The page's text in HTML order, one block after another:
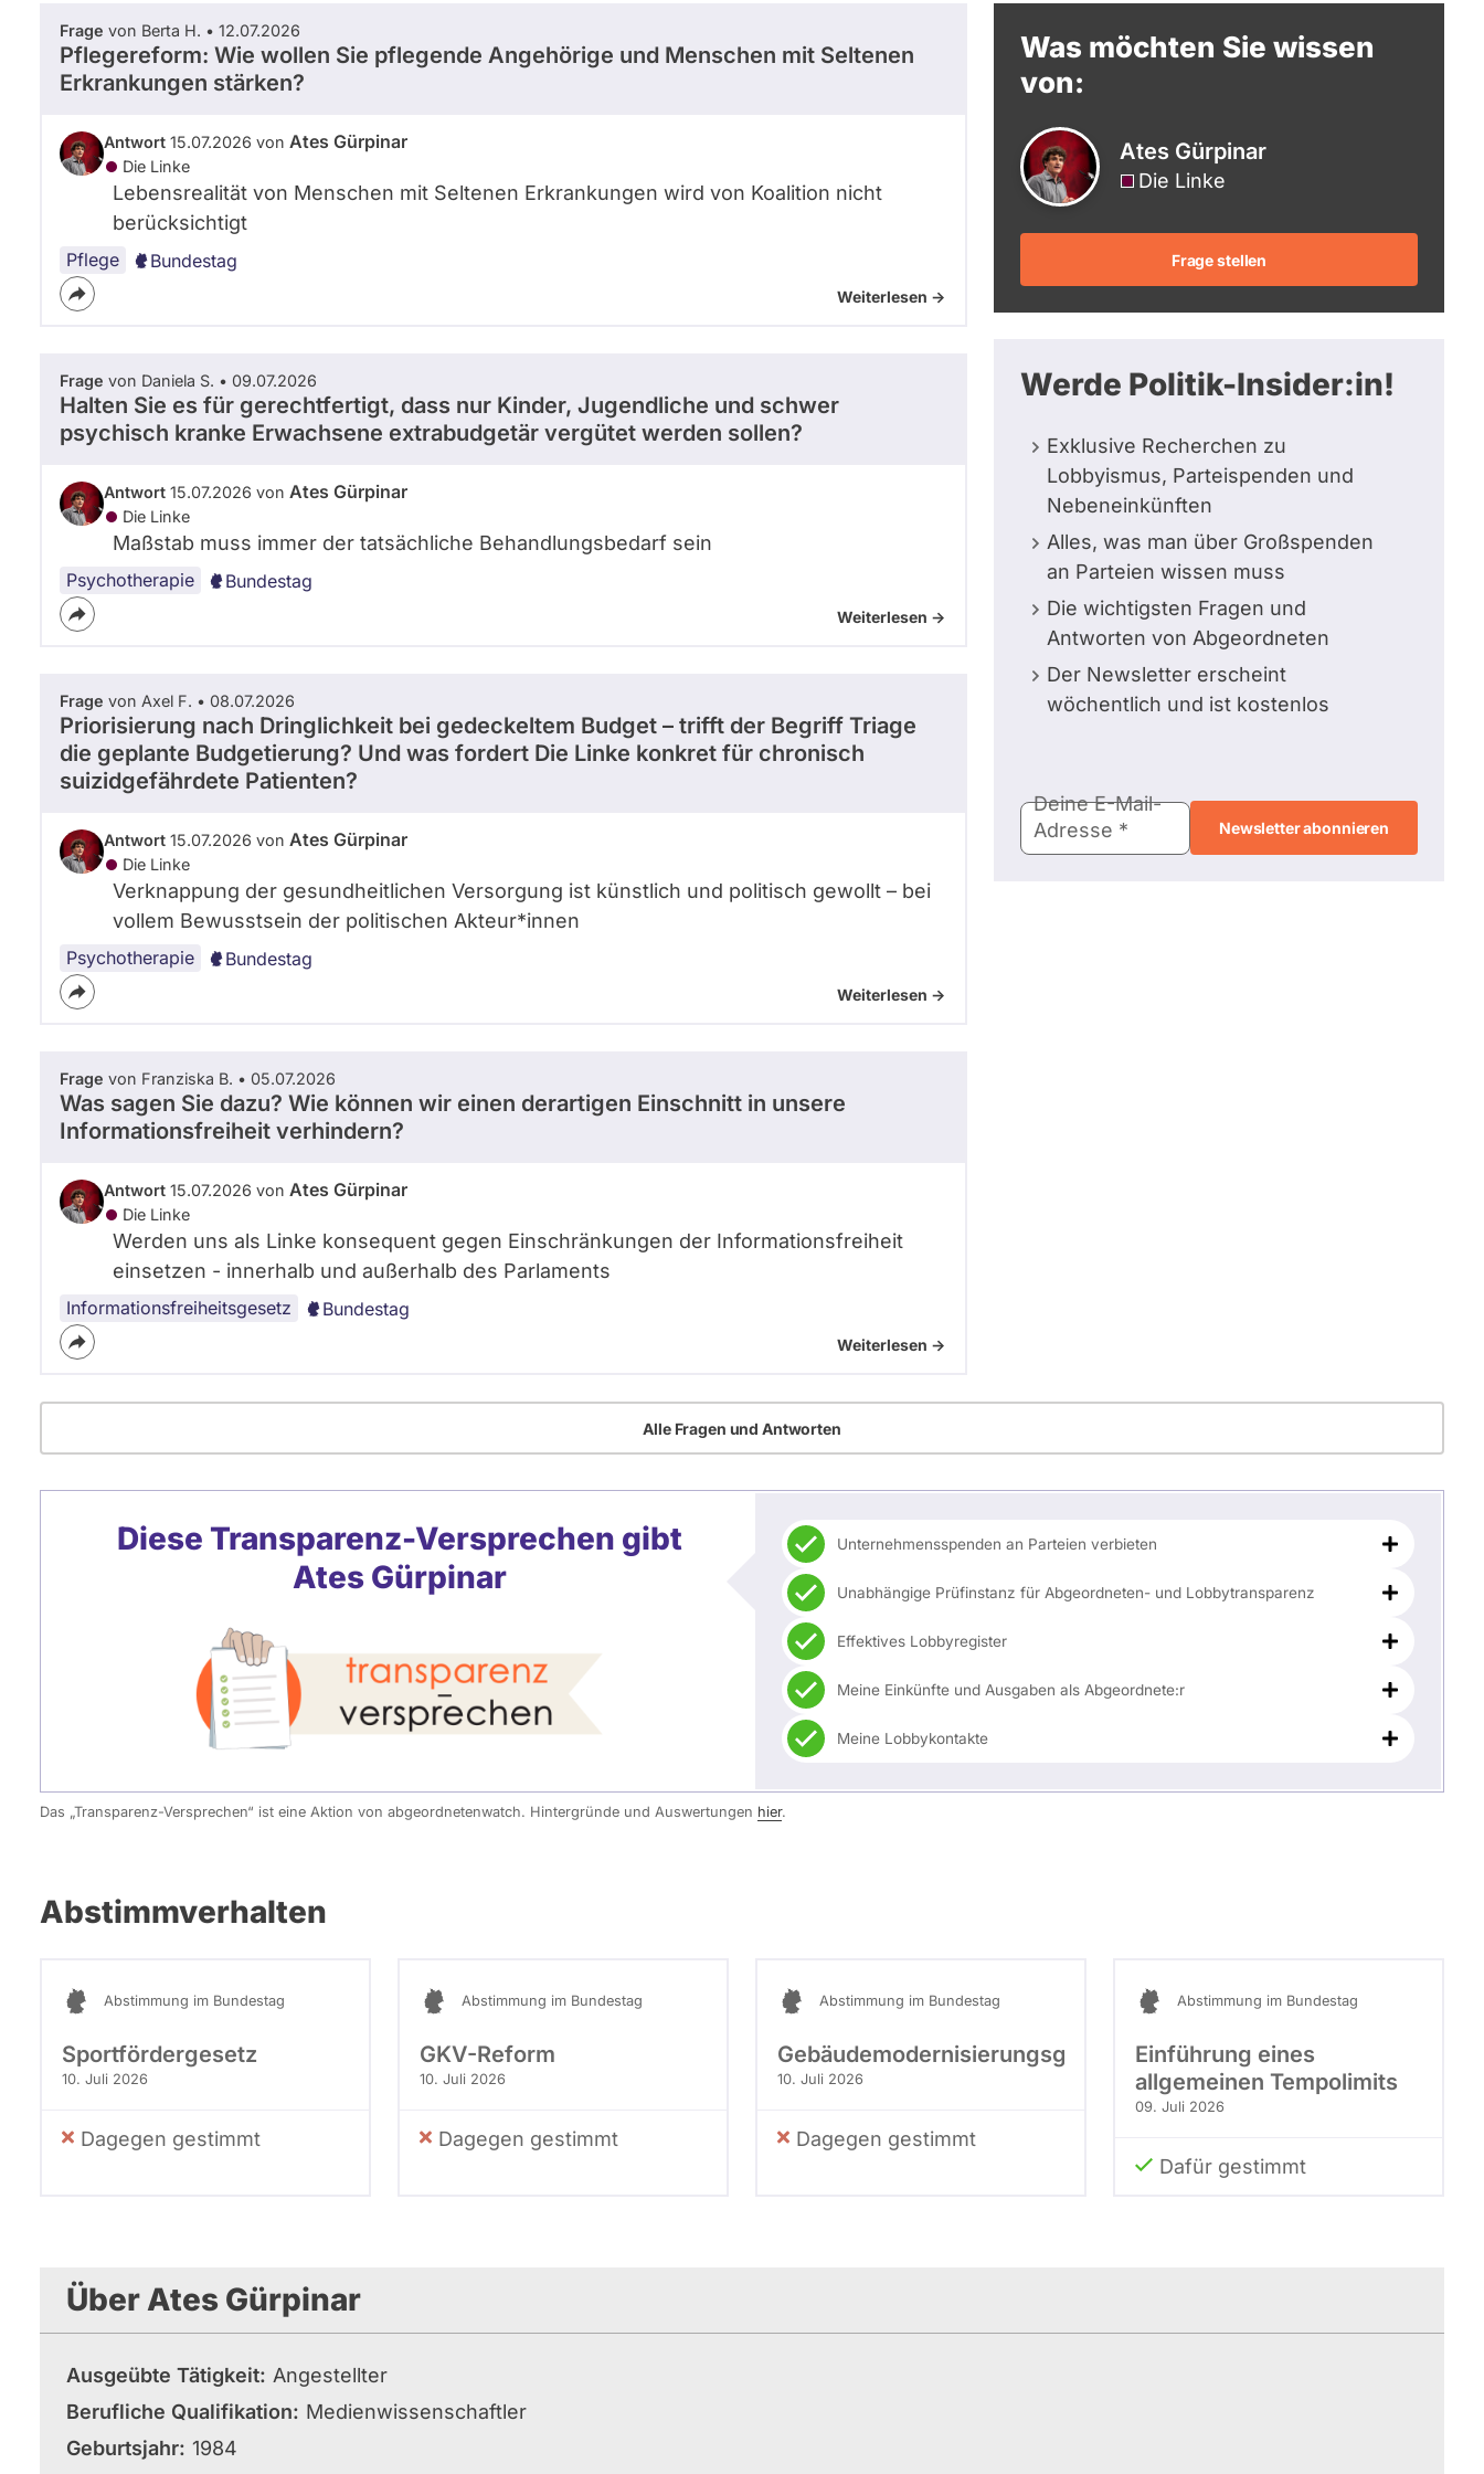
berücksichtigt.
Frage von Berta H. • 12.07.2026
Pflegereform: Wie wollen Sie pflegende Angehörige und Menschen mit Seltenen
Erkrankungen stärken?
Antwort 15.07.2026 von Ates Gürpinar
Die Linke
Lebensrealität von Menschen mit Seltenen Erkrankungen wird von Koalition nicht
berücksichtigt
Pflege Bundestag
Weiterlesen ->
Frage von Daniela S. • 09.07.2026
Halten Sie es für gerechtfertigt, dass nur Kinder, Jugendliche und schwer
psychisch kranke Erwachsene extrabudgetär vergütet werden sollen?
Antwort 15.07.2026 von Ates Gürpinar
Die Linke
Maßstab muss immer der tatsächliche Behandlungsbedarf sein
Psychotherapie Bundestag
Weiterlesen ->
Frage von Axel F. • 08.07.2026
Priorisierung nach Dringlichkeit bei gedeckeltem Budget – trifft der Begriff Triage
die geplante Budgetierung? Und was fordert Die Linke konkret für chronisch
suizidgefährdete Patienten?
Antwort 15.07.2026 von Ates Gürpinar
Die Linke
Verknappung der gesundheitlichen Versorgung ist künstlich und politisch gewollt – bei
vollem Bewusstsein der politischen Akteur*innen
Psychotherapie Bundestag
Weiterlesen ->
Frage von Franziska B. • 05.07.2026
Was sagen Sie dazu? Wie können wir einen derartigen Einschnitt in unsere
Informationsfreiheit verhindern?
Antwort 15.07.2026 von Ates Gürpinar
Die Linke
Werden uns als Linke konsequent gegen Einschränkungen der Informationsfreiheit
einsetzen - innerhalb und außerhalb des Parlaments
Informationsfreiheitsgesetz Bundestag
Weiterlesen ->
Was möchten Sie wissen
von:
Ates Gürpinar
Die Linke
Frage stellen
Werde Politik-Insider:in!
Exklusive Recherchen zu
Lobbyismus, Parteispenden und
Nebeneinkünften
Alles, was man über Großspenden
an Parteien wissen muss
Die wichtigsten Fragen und
Antworten von Abgeordneten
Der Newsletter erscheint
wöchentlich und ist kostenlos
Mail-
Adresse
Deine E-Mail-
Adresse
Alle Fragen und Antworten
Diese Transparenz-Versprechen gibt
Ates Gürpinar
Unternehmensspenden an Parteien verbieten
Unabhängige Prüfinstanz für Abgeordneten- und Lobbytransparenz
Effektives Lobbyregister
Meine Einkünfte und Ausgaben als Abgeordnete:r
Meine Lobbykontakte
Das „Transparenz-Versprechen“ ist eine Aktion von abgeordnetenwatch. Hintergründe und Auswertungen hier.
Abstimmverhalten
Abstimmung im Bundestag
Sportfördergesetz
10. Juli 2026
Dagegen gestimmt
Abstimmung im Bundestag
GKV-Reform
10. Juli 2026
Dagegen gestimmt
Abstimmung im Bundestag
Gebäudemodernisierungsgesetz
10. Juli 2026
Dagegen gestimmt
Abstimmung im Bundestag
Einführung eines
allgemeinen Tempolimits
09. Juli 2026
Dafür gestimmt
Über Ates Gürpinar
Ausgeübte Tätigkeit Angestellter
Berufliche Qualifikation
Medienwissenschaftler
Geburtsjahr 1984